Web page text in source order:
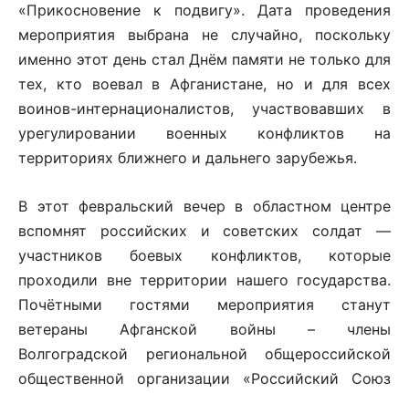
«Прикосновение к подвигу». Дата проведения
мероприятия выбрана не случайно, поскольку
именно этот день стал Днём памяти не только для
тех, кто воевал в Афганистане, но и для всех
воинов-интернационалистов, участвовавших в
урегулировании военных конфликтов на
территориях ближнего и дальнего зарубежья.
В этот февральский вечер в областном центре
вспомнят российских и советских солдат —
участников боевых конфликтов, которые
проходили вне территории нашего государства.
Почётными гостями мероприятия станут
ветераны Афганской войны – члены
Волгоградской региональной общероссийской
общественной организации «Российский Союз